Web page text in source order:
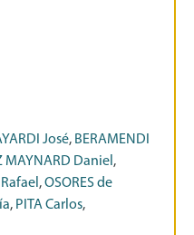
José, BERAMENDI
MAYNARD Daniel ,
,OSORES de
, PITA Carlos,